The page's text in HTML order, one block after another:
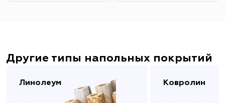
Другие типы напольных покрытий
Линолеум Ковролин